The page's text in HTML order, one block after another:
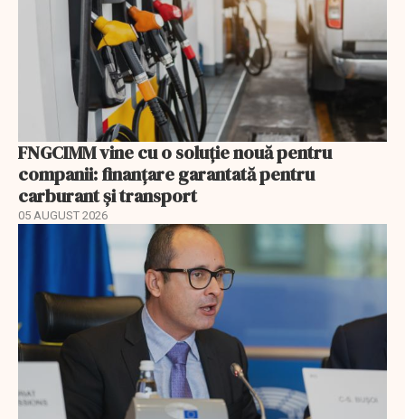
FNGCIMM vine cu o soluție nouă pentru
companii: finanțare garantată pentru
carburant și transport
05 AUGUST 2026